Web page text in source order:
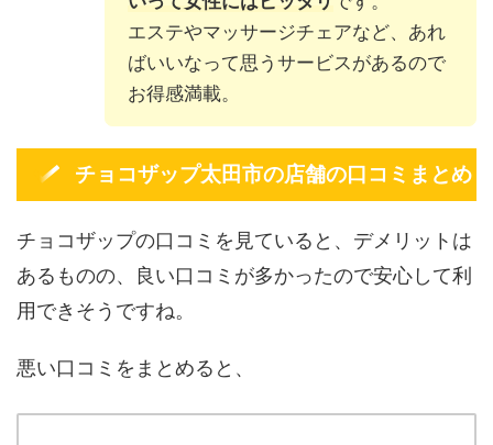
エステやマッサージチェアなど、あれ
ばいいなって思うサービスがあるので
お得感満載。
チョコザップ太田市の店舗の口コミまとめ
チョコザップの口コミを見ていると、デメリットは
あるものの、良い口コミが多かったので安心して利
用できそうですね。
悪い口コミをまとめると、